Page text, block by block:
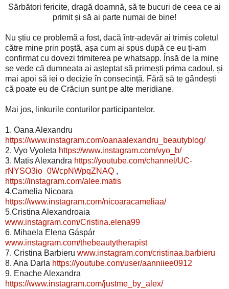
Sărbători fericite, dragă doamnă, să te bucuri de ceea ce ai
primit și să ai parte numai de bine!
Nu știu ce problemă a fost, dacă într-adevăr ai trimis coletul
către mine prin poștă, așa cum ai spus după ce eu ți-am
confirmat cu dovezi trimiterea pe whatsapp. Însă de la mine
se vede că dumneata ai așteptat să primești prima cadoul, și
mai apoi să iei o decizie în consecință. Fără să te gândești
că poate eu de Crăciun sunt pe alte meridiane.
Mai jos, linkurile conturilor participantelor.
1. Oana Alexandru
https://www.instagram.com/oanaalexandru_beautyblog/
2. Vyo Vyoleta https://www.instagram.com/vyo_b/
3. Matis Alexandra https://youtube.com/channel/UC-
rNYSO3io_0WcpNWpqZNAQ ,
https://instagram.com/alee.matis
4.Camelia Nicoara
https://www.instagram.com/nicoaracameliaa/
5.Cristina Alexandroaia
www.instagram.com/Cristina.elena99
6. Mihaela Elena Gáspár
www.instagram.com/thebeautytherapist
7. Cristina Barbieru www.instagram.com/cristinaa.barbieru
8. Ana Darla https://youtube.com/user/aanniiee0912
9. Enache Alexandra
https://www.instagram.com/justme_by_alex/